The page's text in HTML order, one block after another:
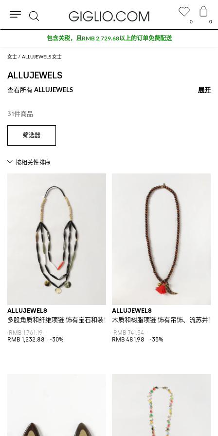
女士 ALLUJEWELS 女士
ALLUJEWELS
查看所有ALLUJEWELS 展开
展开
31件商品
ALLUJEWELS
多股角质和纤维项链 饰有宝石和装饰性吊饰
RMB 1,761.19
RMB 1,232.88
-30%
ALLUJEWELS
木质和树脂项链 饰有吊饰、流苏并配
RMB 741.54
RMB 481.98
-35%
0 0
包含关税，且RMB 2,729.68以上的订单免费配送